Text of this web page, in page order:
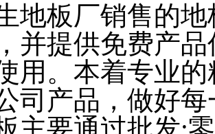
地板厂销售的
并提供免费产
用。本着专业
司产品，做好